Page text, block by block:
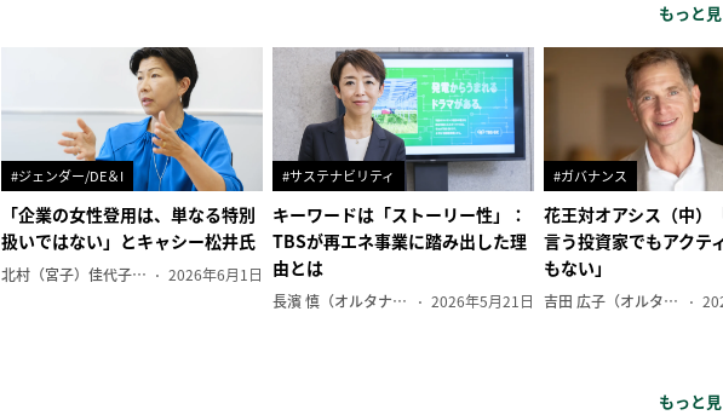
もっと
#ジェンダー/DE＆I
「企業の女性登用は、単なる特別
扱いではない」とキャシー松井氏
北村（宮子）佳代子（オルタナ輪番編集長） 2026年6月1日
#サステナビリティ
キーワードは「ストーリー性」：
TBSが再エネ事業に踏み出した理
由とは
長濱 慎（オルタナ副編集長） 2026年5月21日
#ガバナンス
花王対オアシス（中）
言う投資家でもアクテ
もない」
吉田 広子（オルタナ輪番編集長）
もっと